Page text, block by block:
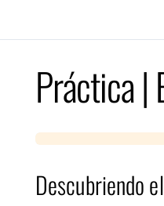
Práctica |
Descubriendo